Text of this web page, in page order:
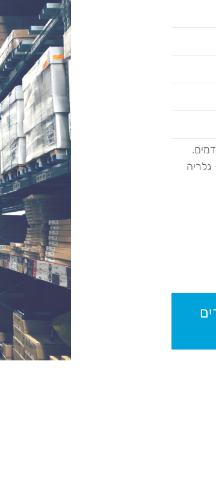
10-12מטר + גלריה